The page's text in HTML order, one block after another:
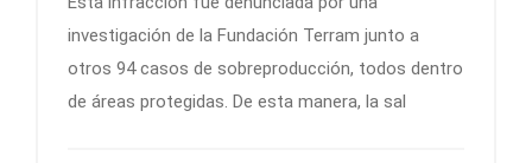
investigación de la Fundación Terram junto a
otros 94 casos de sobreproducción, todos dentro
de áreas protegidas. De esta manera, la sal